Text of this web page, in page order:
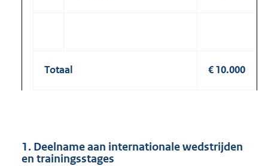
Totaal € 10.000
1. Deelname aan internationale wedstrijden
en trainingsstages